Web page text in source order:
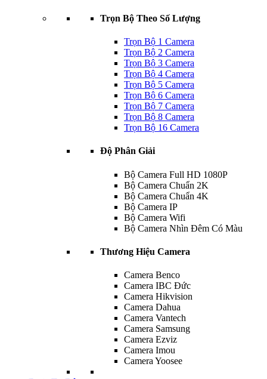
Trọn Bộ Theo Số Lượng
Trọn Bộ 1 Camera
Trọn Bộ 2 Camera
Trọn Bộ 3 Camera
Trọn Bộ 4 Camera
Trọn Bộ 5 Camera
Trọn Bộ 6 Camera
Trọn Bộ 7 Camera
Trọn Bộ 8 Camera
Trọn Bộ 16 Camera
Độ Phân Giải
Bộ Camera Full HD 1080P
Bộ Camera Chuẩn 2K
Bộ Camera Chuẩn 4K
Bộ Camera IP
Bộ Camera Wifi
Bộ Camera Nhìn Đêm Có Màu
Thương Hiệu Camera
Camera Benco
Camera IBC Đức
Camera Hikvision
Camera Dahua
Camera Vantech
Camera Samsung
Camera Ezviz
Camera Imou
Camera Yoosee